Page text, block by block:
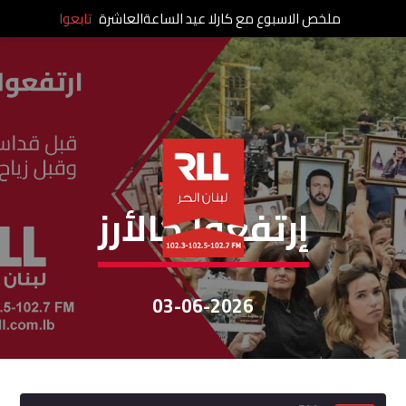
إرتفعوا كالأرز
إرتفعوا كالأرز
03-06-2026
ملخص الاسبوع مع كارلا عيد الساعةالعاشرة تابعوا